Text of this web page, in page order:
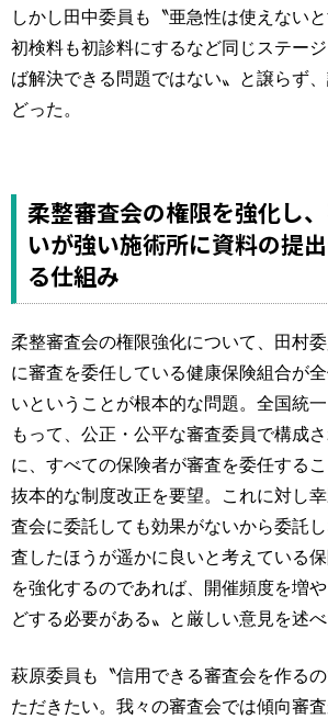
しかし田中委員も〝亜急性は使えないと
初検料も初診料にするなど同じステー
ば解決できる問題ではない〟と譲らず
どった。
柔整審査会の権限を強化し
いが強い施術所に資料の提
る仕組み
柔整審査会の権限強化について、田村
に審査を委任している健康保険組合が
いということが根本的な問題。全国統
もって、公正・公平な審査委員で構成
に、すべての保険者が審査を委任するこ
抜本的な制度改正を要望。これに対し
査会に委託しても効果がないから委託
査したほうが遥かに良いと考えている
を強化するのであれば、開催頻度を増
どする必要がある〟と厳しい意見を述べ
萩原委員も〝信用できる審査会を作る
ただきたい。我々の審査会では傾向審